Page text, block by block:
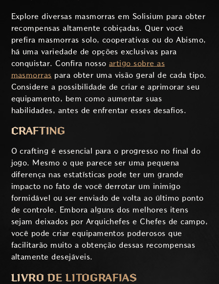
Explore diversas masmorras em Solisium para obter
recompensas altamente cobiçadas. Quer você
prefira masmorras solo, cooperativas ou do Abismo,
há uma variedade de opções exclusivas para
conquistar. Confira nosso artigo sobre as
masmorras para obter uma visão geral de cada tipo.
Considere a possibilidade de criar e aprimorar seu
equipamento, bem como aumentar suas
habilidades, antes de enfrentar esses desafios.
CRAFTING
O crafting é essencial para o progresso no final do
jogo. Mesmo o que parece ser uma pequena
diferença nas estatísticas pode ter um grande
impacto no fato de você derrotar um inimigo
formidável ou ser enviado de volta ao último ponto
de controle. Embora alguns dos melhores itens
sejam deixados por Arquichefes e Chefes de campo,
você pode criar equipamentos poderosos que
facilitarão muito a obtenção dessas recompensas
altamente desejáveis.
LIVRO DE LITOGRAFIAS